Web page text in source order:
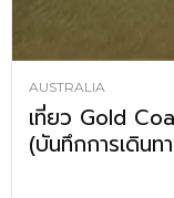
AUSTRALIA
เที่ยว Gold
(บันทึกการเดินท